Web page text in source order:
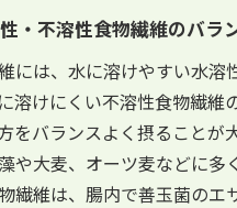
・不溶性食物繊維のバラ
には、水に溶けやすい水溶
溶けにくい不溶性食物繊維
をバランスよく摂ることが
や大麦、オーツ麦などに多
繊維は、腸内で善玉菌のエ